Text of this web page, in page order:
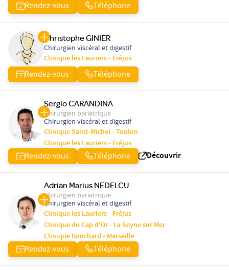
Rendez-vous Téléphone
Christophe GINIER
Chirurgien viscéral et digestif
Clinique les Lauriers - Fréjus
Rendez-vous Téléphone
Sergio CARANDINA
Chirurgien bariatrique
Chirurgien viscéral et digestif
Clinique Saint-Michel - Toulon
Clinique les Lauriers - Fréjus
Rendez-vous Téléphone Découvrir
Adrian Marius NEDELCU
Chirurgien bariatrique
Chirurgien viscéral et digestif
Clinique les Lauriers - Fréjus
Clinique du Cap d'Or - La Seyne sur Mer
Clinique Bouchard - Marseille
Rendez-vous Téléphone